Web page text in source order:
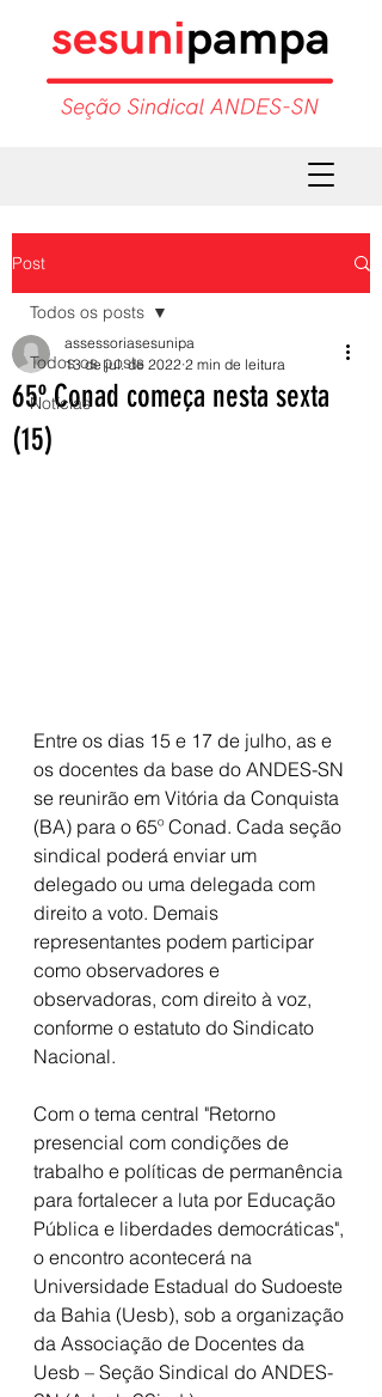
Post
Todos os posts
Notícias
Todos os posts
65º Conad começa nesta sexta
(15)
assessoriasesunipa
13 de jul. de 2022 2 min de leitura
Entre os dias 15 e 17 de julho, as e
os docentes da base do ANDES-SN
se reunirão em Vitória da Conquista
(BA) para o 65º Conad. Cada seção
sindical poderá enviar um
delegado ou uma delegada com
direito a voto. Demais
representantes podem participar
como observadores e
observadoras, com direito à voz,
conforme o estatuto do Sindicato
Nacional.
Com o tema central "Retorno
presencial com condições de
trabalho e políticas de permanência
para fortalecer a luta por Educação
Pública e liberdades democráticas",
o encontro acontecerá na
Universidade Estadual do Sudoeste
da Bahia (Uesb), sob a organização
da Associação de Docentes da
Uesb – Seção Sindical do ANDES-